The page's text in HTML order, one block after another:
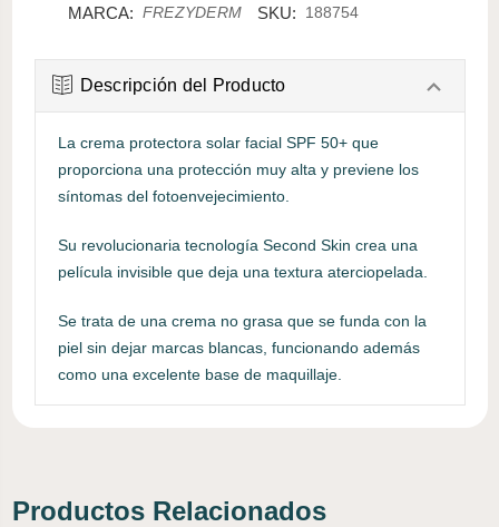
MARCA: FREZYDERM SKU: 188754
Descripción del Producto
La crema protectora solar facial SPF 50+ que
proporciona una protección muy alta y previene los
síntomas del fotoenvejecimiento.
Su revolucionaria tecnología Second Skin crea una
película invisible que deja una textura aterciopelada.
Se trata de una crema no grasa que se funda con la
piel sin dejar marcas blancas, funcionando además
como una excelente base de maquillaje.
Productos Relacionados